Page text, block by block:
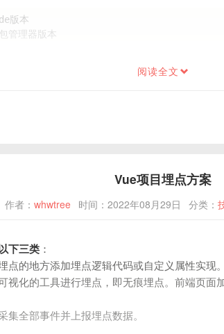
版本
阅读全文
Vue项目埋点方案
作者： whwtree 时间：2022年08月29日 分类：
下三类 ：
点的地方添加埋点逻辑代码或自定义属性实现。
视化的工具进行埋点，即无痕埋点。前端页
集全部事件并上报埋点数据。